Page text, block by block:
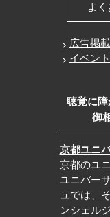
よ
広告掲
イベン
聴覚に
御
京都ユニ
京都のユ
ユニバー
ュでは、
ンシェル